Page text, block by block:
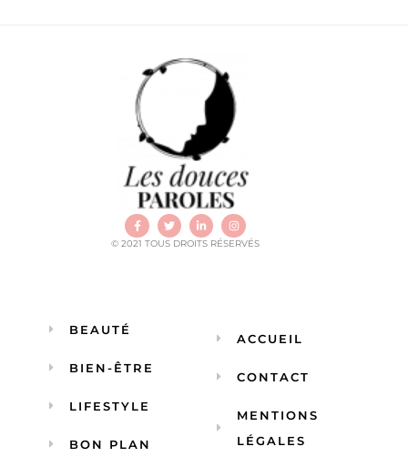
© 2021 TOUS DROITS RÉSERVÉS
BEAUTÉ
BIEN-ÊTRE
LIFESTYLE
BON PLAN
ACCUEIL
CONTACT
MENTIONS
LÉGALES